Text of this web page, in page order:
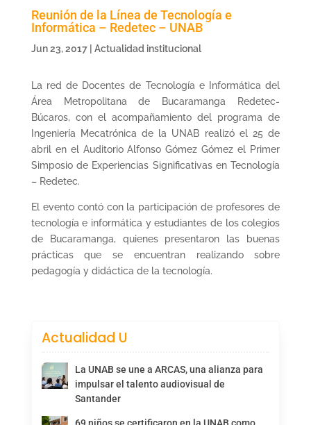
Reunión de la Línea de Tecnología e
Informática – Redetec – UNAB
Jun 23, 2017| Actualidad institucional
La red de Docentes de Tecnología e Informática del
Área Metropolitana de Bucaramanga Redetec-
Búcaros, con el acompañamiento del programa de
Ingeniería Mecatrónica de la UNAB realizó el 25 de
abril en el Auditorio Alfonso Gómez Gómez el Primer
Simposio de Experiencias Significativas en Tecnología
– Redetec.
El evento contó con la participación de profesores de
tecnología e informática y estudiantes de los colegios
de Bucaramanga, quienes presentaron las buenas
prácticas que se encuentran realizando sobre
pedagogía y didáctica de la tecnología.
Actualidad U
La UNAB se une a ARCAS, una alianza para
impulsar el talento audiovisual de
Santander
69 niños se certificaron en la UNAB como